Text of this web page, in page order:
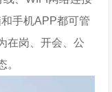
手机APP都可管
在岗、开会、公
。